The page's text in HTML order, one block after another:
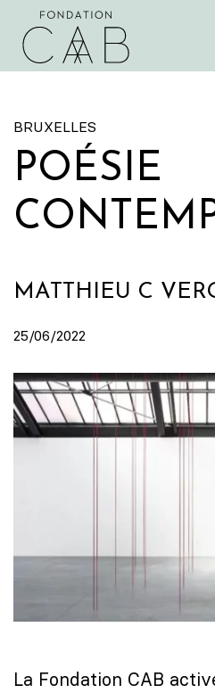
BRUXELLES
POÉSIE
MATTHIEU C
25/06/2022
La Fondation CAB